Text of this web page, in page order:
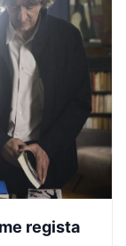
regista